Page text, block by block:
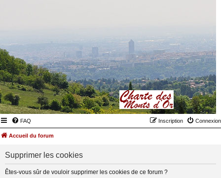
FAQ Connexion
Inscription
Accueil du forum
Supprimer les cookies
Êtes-vous sûr de vouloir supprimer les cookies de ce forum ?